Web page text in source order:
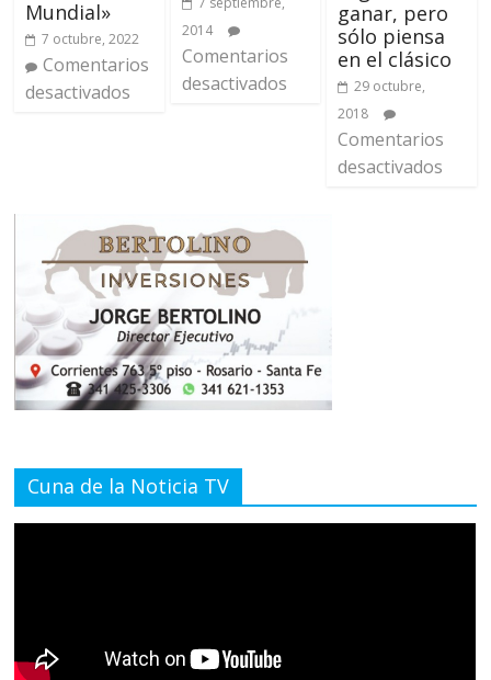
Mundial»
7 octubre, 2022
Comentarios
desactivados
2014
Comentarios
desactivados
ganar, pero
sólo piensa
en el clásico
29 octubre,
2018
Comentarios
desactivados
Cuna de la Noticia TV